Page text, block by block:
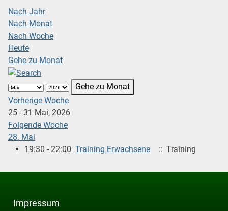
Nach Jahr
Nach Monat
Nach Woche
Heute
Gehe zu Monat
Gehe zu Monat
Vorherige Woche
25 - 31 Mai, 2026
Folgende Woche
28. Mai
19:30 - 22:00 Training Erwachsene :: Training
Impressum